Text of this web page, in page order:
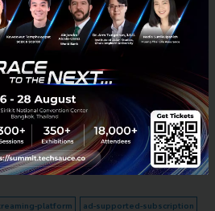
platform ad-supported-subscription